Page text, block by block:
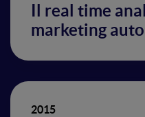
Il real time
marketing
2015